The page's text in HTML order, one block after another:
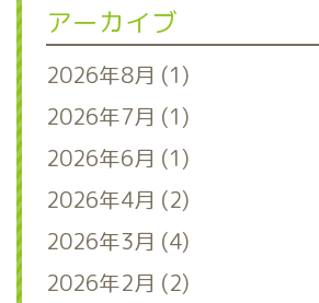
アーカイブ
2026年8月 (1)
2026年7月 (1)
2026年6月 (1)
2026年4月 (2)
2026年3月 (4)
2026年2月 (2)